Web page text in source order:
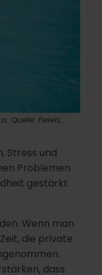
Quelle: Pexels,
Stress und
Problemen
gestärkt
Wenn man
die private
dass